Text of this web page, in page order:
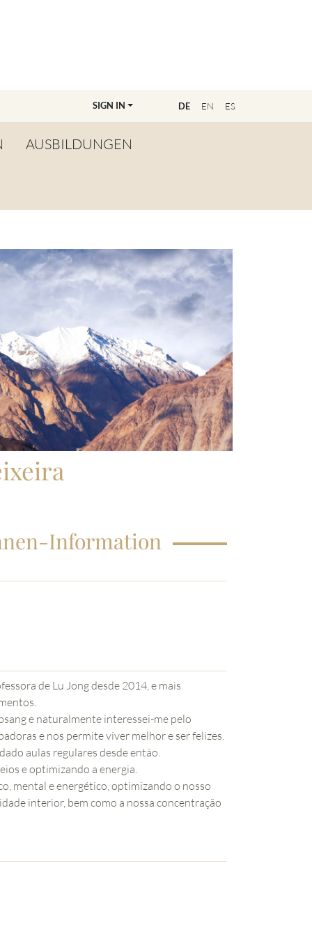
DE EN ES
SIGN IN
AUSBILDUNGEN
WERDE LEHRER:IN
AUSBILDER:IN
MASTERCLASSANMELDUNG
HÄUFIG GESTELLTE FRAGEN
Information
de Lu Jong desde 2014, e mais
e naturalmente interessei-me pelo
e nos permite viver melhor e ser felizes.
aulas regulares desde então.
e optimizando a energia.
mental e energético, optimizando o nosso